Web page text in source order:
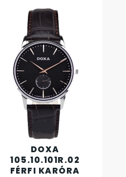
DOXA
105.10.101R.02
FÉRFI KARÓRA